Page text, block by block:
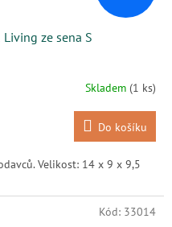
ze sena S
Skladem (1 ks)
Do košíku
Velikost: 14 x 9 x 9,5
Kód: 33014